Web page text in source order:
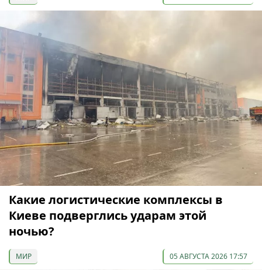
Какие логистические комплексы в
Киеве подверглись ударам этой
ночью?
МИР 05 АВГУСТА 2026 17:57